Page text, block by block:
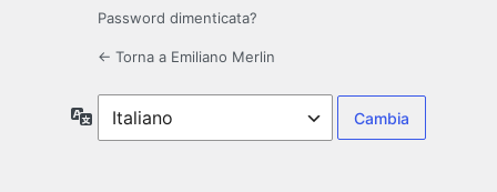
Password dimenticata?
← Torna a Emiliano Merlin
Lingua